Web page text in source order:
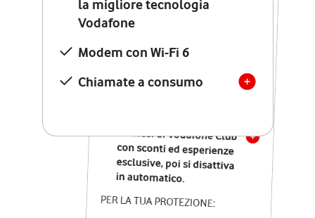
la migliore tecnologia
Vodafone
Modem con Wi-Fi 6
Chiamate a consumo
Vodafone
Modem Seven con Wi-Fi 7
Chiamate illimitate verso
numeri fissi e mobili
nazionali
12 mesi di Vodafone Club
con sconti ed esperienze
esclusive, poi si disattiva
in automatico.
PER LA TUA PROTEZIONE: